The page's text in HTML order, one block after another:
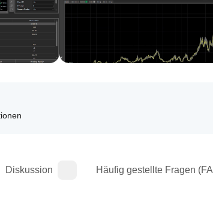
Diskussion Häufig gestellte Fragen